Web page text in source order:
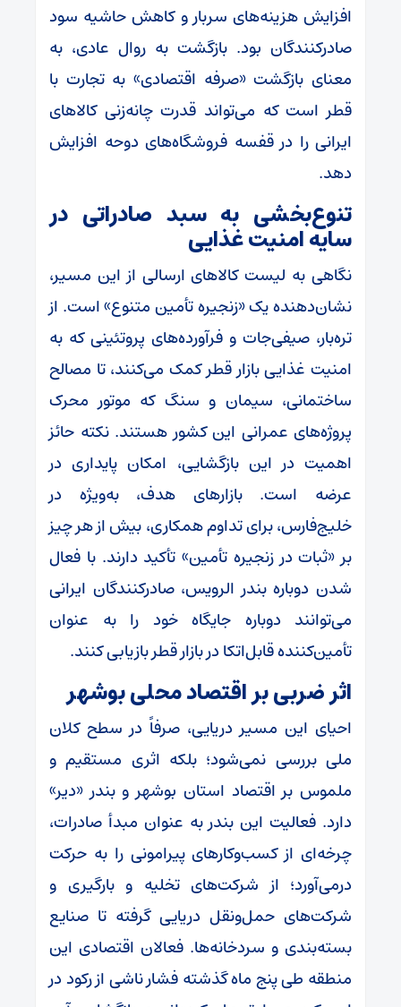
افزایش هزینه‌های سربار و کاهش حاشیه سود
صادرکنندگان بود. بازگشت به روال عادی، به
معنای بازگشت «صرفه اقتصادی» به تجارت با
قطر است که می‌تواند قدرت چانه‌زنی کالاهای
ایرانی را در قفسه فروشگاه‌های دوحه افزایش
دهد.
تنوع‌بخشی به سبد صادراتی در
سایه امنیت غذایی
نگاهی به لیست کالاهای ارسالی از این مسیر،
نشان‌دهنده یک «زنجیره تأمین متنوع» است. از
تره‌بار، صیفی‌جات و فرآورده‌های پروتئینی که به
امنیت غذایی بازار قطر کمک می‌کنند، تا مصالح
ساختمانی، سیمان و سنگ که موتور محرک
پروژه‌های عمرانی این کشور هستند. نکته حائز
اهمیت در این بازگشایی، امکان پایداری در
عرضه است. بازارهای هدف، به‌ویژه در
خلیج‌فارس، برای تداوم همکاری، بیش از هر چیز
بر «ثبات در زنجیره تأمین» تأکید دارند. با فعال
شدن دوباره بندر الرویس، صادرکنندگان ایرانی
می‌توانند دوباره جایگاه خود را به عنوان
تأمین‌کننده قابل‌اتکا در بازار قطر بازیابی کنند.
اثر ضربی بر اقتصاد محلی بوشهر
احیای این مسیر دریایی، صرفاً در سطح کلان
ملی بررسی نمی‌شود؛ بلکه اثری مستقیم و
ملموس بر اقتصاد استان بوشهر و بندر «دیر»
دارد. فعالیت این بندر به عنوان مبدأ صادرات،
چرخه‌ای از کسب‌وکارهای پیرامونی را به حرکت
درمی‌آورد؛ از شرکت‌های تخلیه و بارگیری و
شرکت‌های حمل‌ونقل دریایی گرفته تا صنایع
بسته‌بندی و سردخانه‌ها. فعالان اقتصادی این
منطقه طی پنج ماه گذشته فشار ناشی از رکود در